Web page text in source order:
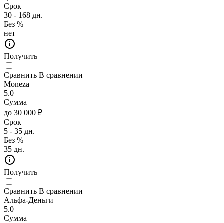
Срок
30 - 168 дн.
Без %
нет
Получить
Сравнить В сравнении
Moneza
5.0
Сумма
до 30 000 ₽
Срок
5 - 35 дн.
Без %
35 дн.
Получить
Сравнить В сравнении
Альфа-Деньги
5.0
Сумма